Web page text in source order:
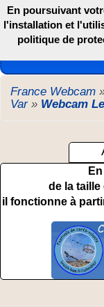
Les
France Webcam
Var» Webcam
de la
il fonctionne à
En poursuivant
l'installation et
politique de